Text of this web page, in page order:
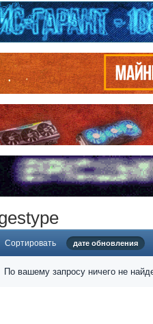
Сортировать дате обновления
По вашему запросу ничего не